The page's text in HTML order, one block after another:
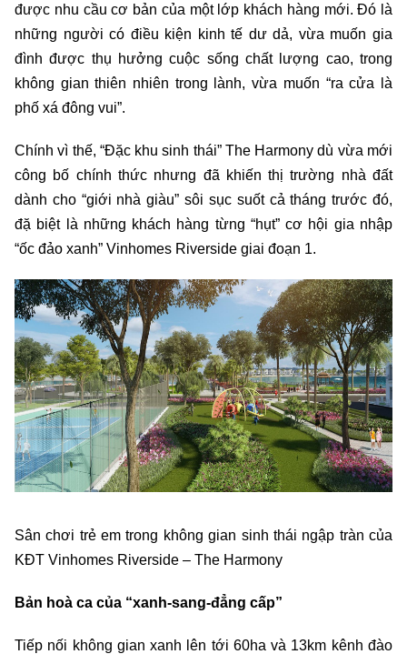
được nhu cầu cơ bản của một lớp khách hàng mới. Đó là
những người có điều kiện kinh tế dư dả, vừa muốn gia
đình được thụ hưởng cuộc sống chất lượng cao, trong
không gian thiên nhiên trong lành, vừa muốn “ra cửa là
phố xá đông vui”.
Chính vì thế, “Đặc khu sinh thái” The Harmony dù vừa mới
công bố chính thức nhưng đã khiến thị trường nhà đất
dành cho “giới nhà giàu” sôi sục suốt cả tháng trước đó,
đặ biệt là những khách hàng từng “hụt” cơ hội gia nhập
“ốc đảo xanh” Vinhomes Riverside giai đoạn 1.
Sân chơi trẻ em trong không gian sinh thái ngập tràn của
KĐT Vinhomes Riverside – The Harmony
Bản hoà ca của “xanh-sang-đẳng cấp”
Tiếp nối không gian xanh lên tới 60ha và 13km kênh đào